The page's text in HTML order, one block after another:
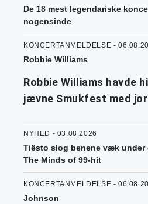
De 18 mest legendariske
nogensinde
KONCERTANMELDELSE -
Robbie Williams
Robbie Williams havde
jævne Smukfest med
NYHED - 03.08.2026
Tiësto slog benene væk under
The Minds of 99-hit
KONCERTANMELDELSE -
Johnson